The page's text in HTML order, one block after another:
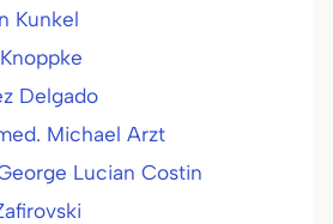
Kunkel
Delgado
Michael Arzt
Lucian Costin